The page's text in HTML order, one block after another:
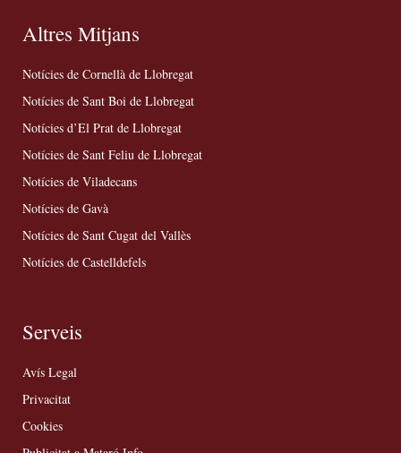
Altres Mitjans
Notícies de Cornellà de Llobregat
Notícies de Sant Boi de Llobregat
Notícies d’El Prat de Llobregat
Notícies de Sant Feliu de Llobregat
Notícies de Viladecans
Notícies de Gavà
Notícies de Sant Cugat del Vallès
Notícies de Castelldefels
Serveis
Avís Legal
Privacitat
Cookies